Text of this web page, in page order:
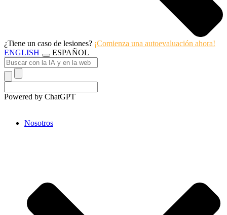
¿Tiene un caso de lesiones? ¡Comienza una autoevaluación ahora!
ENGLISH
ESPAÑOL
Powered by ChatGPT
Nosotros